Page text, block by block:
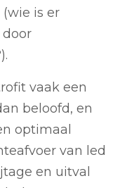
is er
door
vaak een
beloofd, en
optimaal
van led
en uitval